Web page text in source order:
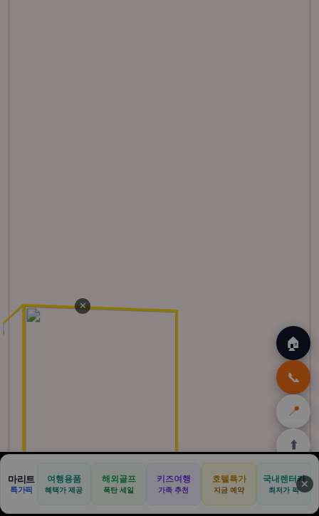
🏠
📞
📍
⬆️
🏠
홈
닷컴
🛡️
여행
🛒
테무
쿠폰
🎁
아마존
할인
✕
마리트
특가픽
여행용품
혜택가 제공
해외골프
폭탄 세일
키즈여행
가족 추천
호텔특가
지금 예약
국내렌터카
최저가 픽 ✕